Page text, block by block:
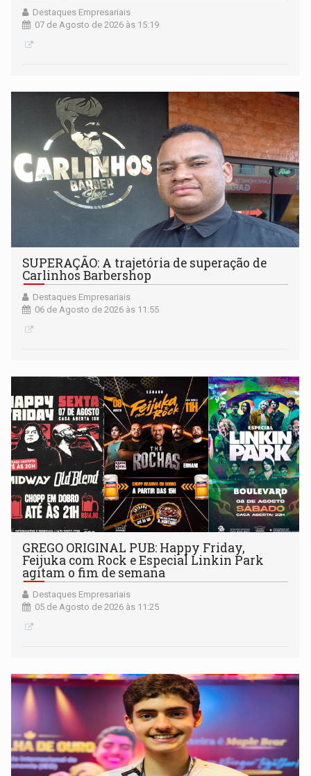
Destaques Empresariais
07 de Agosto de 2026 às 15:19
SUPERAÇÃO: A trajetória de superação de
Carlinhos Barbershop
Destaques Empresariais
06 de Agosto de 2026 às 11:55
GREGO ORIGINAL PUB: Happy Friday,
Feijuka com Rock e Especial Linkin Park
agitam o fim de semana
Destaques Empresariais
05 de Agosto de 2026 às 11:25